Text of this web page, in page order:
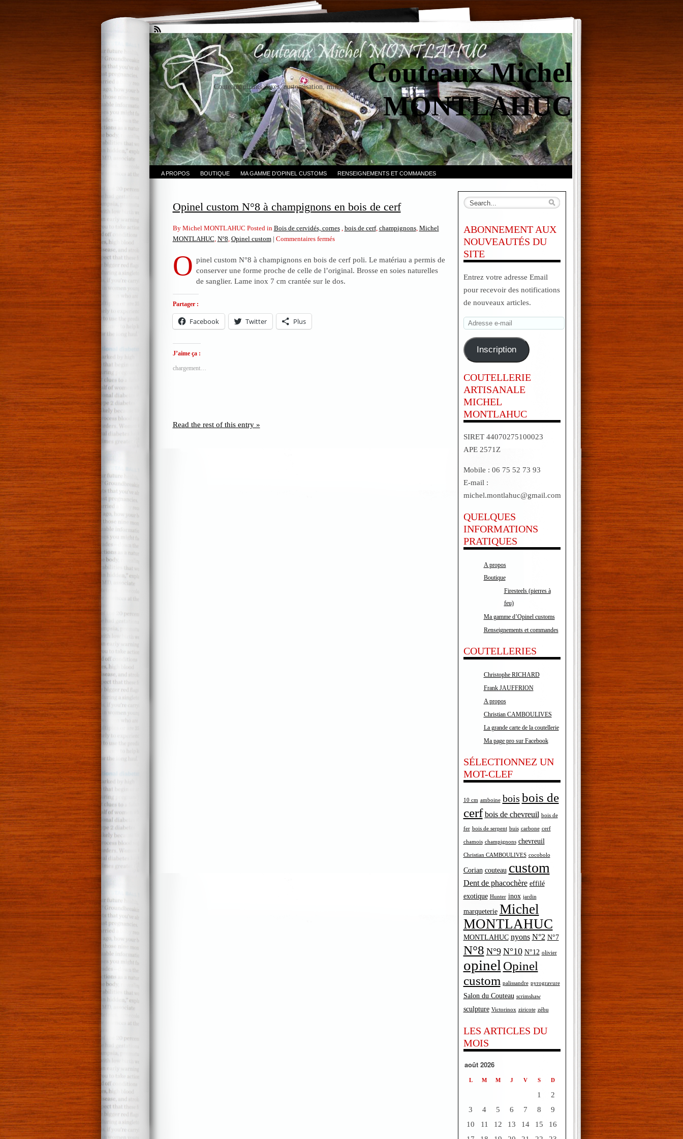
Couteaux Michel
MONTLAHUC
Couteaux pliants, fixes, customisation, miniatures.
A PROPOS BOUTIQUE MA GAMME D’OPINEL CUSTOMS RENSEIGNEMENTS ET COMMANDES
Opinel custom N°8 à champignons en bois de cerf
By Michel MONTLAHUC Posted in Bois de cervidés, cornes, bois de cerf, champignons, Michel
MONTLAHUC, N°8, Opinel custom | Commentaires ferméssur
custom
N°8
à
O pinel custom N°8 à champignons en bois de cerf poli. Le matériau a permis de
conserver une forme proche de celle de l’original. Brosse en soies naturelles
de sanglier. Lame inox 7 cm crantée sur le dos.
Partager :
Facebook Twitter Plus
J’aime ça :
chargement…
Read the rest of this entry »
ABONNEMENT AUX
NOUVEAUTÉS DU
SITE
Entrez votre adresse Email
pour recevoir des notifications
de nouveaux articles.
Adresse
mail
Inscription
COUTELLERIE
ARTISANALE
MICHEL
MONTLAHUC
SIRET 44070275100023
APE 2571Z
Mobile : 06 75 52 73 93
E-mail :
michel.montlahuc@gmail.com
QUELQUES
INFORMATIONS
PRATIQUES
A propos
Boutique
Firesteels (pierres à
feu)
Ma gamme d’Opinel customs
Renseignements et commandes
COUTELLERIES
Christophe RICHARD
Frank JAUFFRION
A propos
Christian CAMBOULIVES
La grande carte de la coutellerie
Ma page pro sur Facebook
SÉLECTIONNEZ UN
MOT-CLEF
10 cm amboine bois bois de
cerf bois de chevreuil bois de
fer bois de serpent buis carbone cerf
chamois champignons chevreuil
Christian CAMBOULIVES cocobolo
Corian couteau custom
Dent de phacochère effilé
exotique Hunter inox jardin
marqueterie Michel
MONTLAHUC
MONTLAHUC nyons N°2 N°7
N°8 N°9 N°10 N°12 olivier
opinel Opinel
custom palissandre pyrogravure
Salon du Couteau scrimshaw
sculpture Victorinox ziricote zébu
LES ARTICLES DU
MOIS
août 2026
L M M J V S D
1
2
3
4 5 6 7 8
9
10
11 12 13 14 15
16